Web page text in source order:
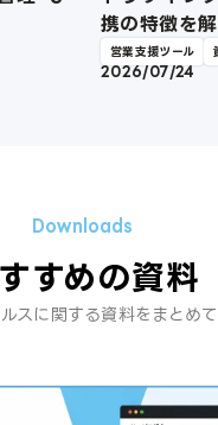
携の特徴を
営業支援ツール
2026/07/24
すめの資料
スに関する資料をまとめて